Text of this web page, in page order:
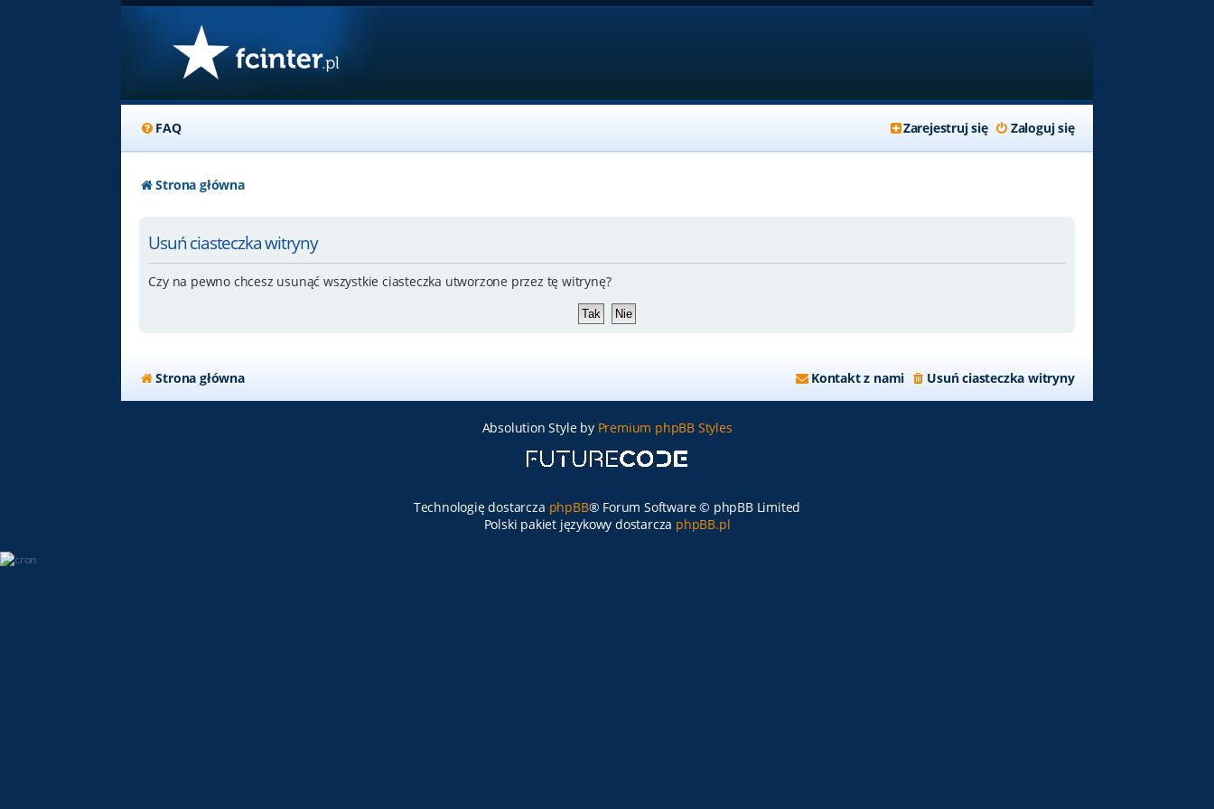
FAQ Zaloguj się
Zarejestruj się
Strona główna
Usuń ciasteczka witryny
Czy na pewno chcesz usunąć wszystkie ciasteczka utworzone przez tę witrynę?
Strona główna Usuń ciasteczka witryny
Kontakt z nami
Absolution Style by Premium phpBB Styles
Technologię dostarcza phpBB® Forum Software © phpBB Limited
Polski pakiet językowy dostarcza phpBB.pl